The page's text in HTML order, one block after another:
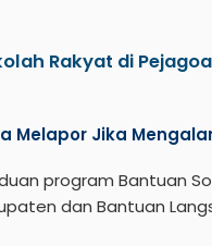
Rakyat di
Melapor Jika
program Bantuan
dan Bantuan